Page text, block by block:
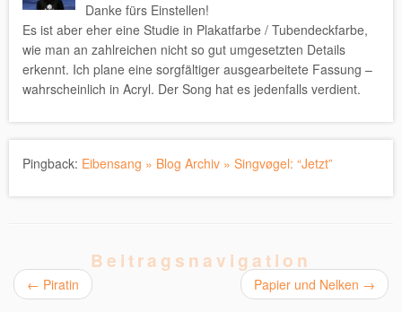
Danke fürs Einstellen!
Es ist aber eher eine Studie in Plakatfarbe / Tubendeckfarbe,
wie man an zahlreichen nicht so gut umgesetzten Details
erkennt. Ich plane eine sorgfältiger ausgearbeitete Fassung –
wahrscheinlich in Acryl. Der Song hat es jedenfalls verdient.
Pingback: Eibensang » Blog Archiv » Singvøgel: “Jetzt”
Beitragsnavigation
← Piratin Papier und Nelken →